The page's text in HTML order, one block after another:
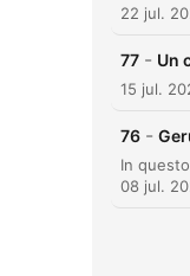
22 jul.
77 - Un
15 jul.
76 -
08 jul.